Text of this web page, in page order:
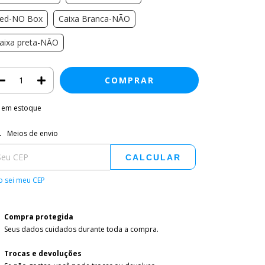
NO Box Caixa Branca-NÃO
preta-NÃO
em estoque
para o CEP:
Meios de envio
CALCULAR
sei meu CEP
Compra protegida
Seus dados cuidados durante toda a compra.
Trocas e devoluções